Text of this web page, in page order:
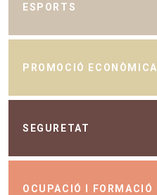
ESPORTS
PROMOCIÓ ECONÒMICA
SEGURETAT
OCUPACIÓ I FORMACIÓ